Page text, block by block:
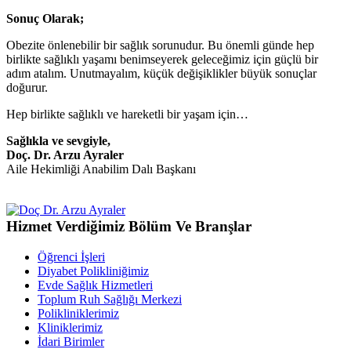
Sonuç Olarak;
Obezite önlenebilir bir sağlık sorunudur. Bu önemli günde hep
birlikte sağlıklı yaşamı benimseyerek geleceğimiz için güçlü bir
adım atalım. Unutmayalım, küçük değişiklikler büyük sonuçlar
doğurur.
Hep birlikte sağlıklı ve hareketli bir yaşam için…
Sağlıkla ve sevgiyle,
Doç. Dr. Arzu Ayraler
Aile Hekimliği Anabilim Dalı Başkanı
Hizmet Verdiğimiz Bölüm Ve Branşlar
Öğrenci İşleri
Diyabet Polikliniğimiz
Evde Sağlık Hizmetleri
Toplum Ruh Sağlığı Merkezi
Polikliniklerimiz
Kliniklerimiz
İdari Birimler